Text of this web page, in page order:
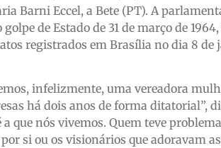
Barni Eccel, a Bete (PT). A
de Estado de 31 de março de 1964,
registrados em Brasília no dia 8 de
infelizmente, uma vereadora
há dois anos de forma ditatorial”,
que nós vivemos. Quem teve
si ou os visionários que adoravam